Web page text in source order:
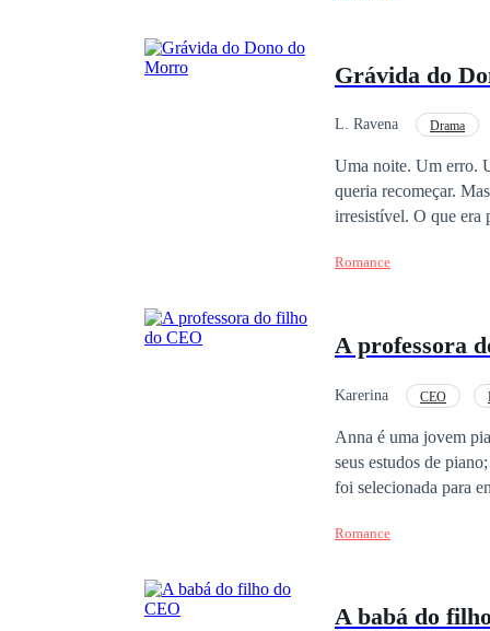
Grávida do
L. Ravena Drama
Uma noite. Um erro.
queria recomeçar.
irresistível. O que era
cidade. E agora… ele
Romance
A professora
Karerina CEO
Anna é uma jovem
seus estudos de
foi selecionada para
realizar o sonho dos
se levantar. Ele a
Romance
A babá do